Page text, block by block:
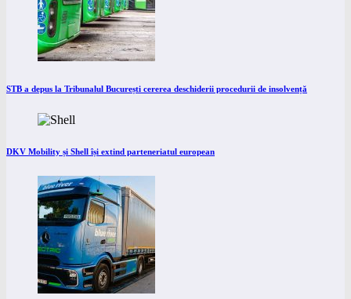
STB a depus la Tribunalul București cererea deschiderii procedurii de insolvență
DKV Mobility și Shell își extind parteneriatul european